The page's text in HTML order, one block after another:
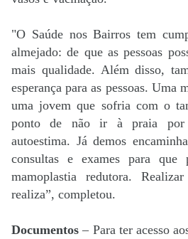
"O Saúde nos Bairros tem
almejado: de que as pessoas
mais qualidade. Além disso,
esperança para as pessoas. Uma
uma jovem que sofria com o
ponto de não ir à praia por
autoestima. Já demos
consultas e exames para que
mamoplastia redutora.
realiza”, completou.
Documentos – Para ter acesso